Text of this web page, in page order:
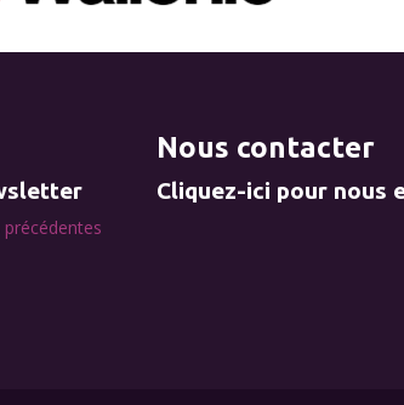
Nous contacter
Cliquez-ici pour nous